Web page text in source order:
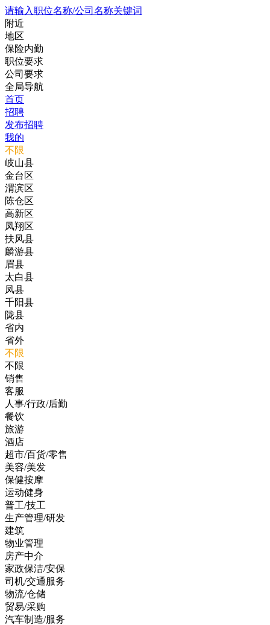
请输入职位名称/公司名称关键词
附近
地区
保险内勤
职位要求
公司要求
全局导航
首页
招聘
发布招聘
我的
不限
岐山县
金台区
渭滨区
陈仓区
高新区
凤翔区
扶风县
麟游县
眉县
太白县
凤县
千阳县
陇县
省内
省外
不限
不限
销售
客服
人事/行政/后勤
餐饮
旅游
酒店
超市/百货/零售
美容/美发
保健按摩
运动健身
普工/技工
生产管理/研发
建筑
物业管理
房产中介
家政保洁/安保
司机/交通服务
物流/仓储
贸易/采购
汽车制造/服务